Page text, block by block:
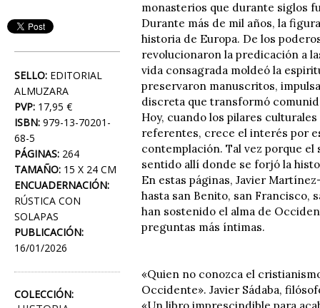
SELLO: EDITORIAL
ALMUZARA
PVP: 17,95 €
ISBN: 979-13-70201-
68-5
PÁGINAS: 264
TAMAÑO: 15 X 24 CM
ENCUADERNACIÓN:
RÚSTICA CON
SOLAPAS
PUBLICACIÓN:
16/01/2026
COLECCIÓN:
monasterios que durante siglos
Durante más de mil años, la
historia de Europa. De los
revolucionaron la predicación a
vida consagrada moldeó la
preservaron manuscritos,
discreta que transformó
Hoy, cuando los pilares
referentes, crece el interés por
contemplación. Tal vez porque
sentido allí donde se forjó la
En estas páginas, Javier
hasta san Benito, san Francisco,
han sostenido el alma de
preguntas más íntimas.
«Quien no conozca el
Occidente». Javier Sádaba,